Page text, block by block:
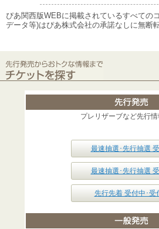
ぴあ関西版WEBに掲載されているすべての
データ等)はぴあ株式会社の承諾なしに無断
プレリザーブなど先行
最速抽選･先行抽選
最速抽選･先行抽選
先行先着 受付中･受